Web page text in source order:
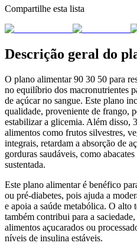
Compartilhe esta lista
Descrição geral do
O plano alimentar 90 30 50 para
no equilíbrio dos macronutrientes
de açúcar no sangue. Este plano
qualidade, proveniente de frango,
estabilizar a glicemia. Além disso,
alimentos como frutos silvestres,
integrais, retardam a absorção de
gorduras saudáveis, como
sustentada.
Este plano alimentar é benéfico
ou pré-diabetes, pois ajuda a
e apoia a saúde metabólica. O alto
também contribui para a
alimentos açucarados ou
níveis de insulina estáveis.